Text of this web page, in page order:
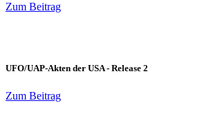
Zum Beitrag
UFO/UAP-Akten der USA - Release 2
Zum Beitrag